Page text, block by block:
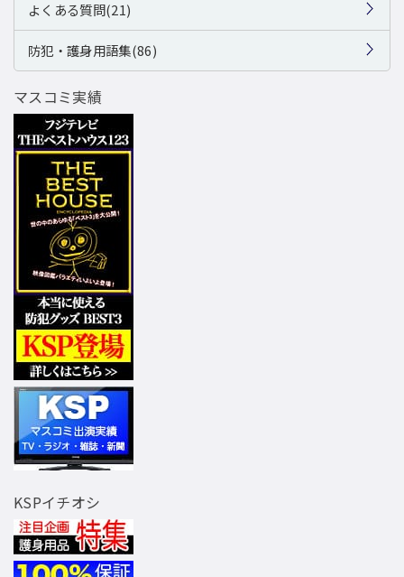
よくある質問(21)
防犯・護身用語集(86)
マスコミ実績
KSPイチオシ